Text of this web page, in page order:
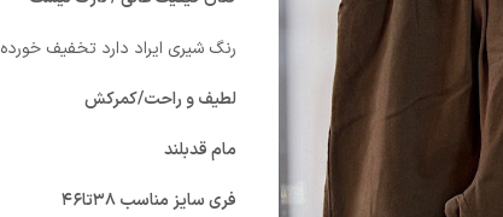
رنگ شیری ایراد دارد تخفیف خورده
لطیف و راحت/کمرکش
مام قدبلند
فری سایز مناسب ۳۸تا۴۶